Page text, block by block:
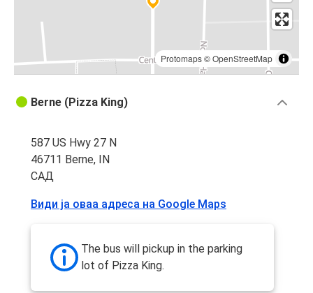
Protomaps©OpenStreetMap
Berne (Pizza King)
587 US Hwy 27 N
46711 Berne, IN
САД
Види ја оваа адреса на Google Maps
The bus will pickup in the parking
lot of Pizza King.